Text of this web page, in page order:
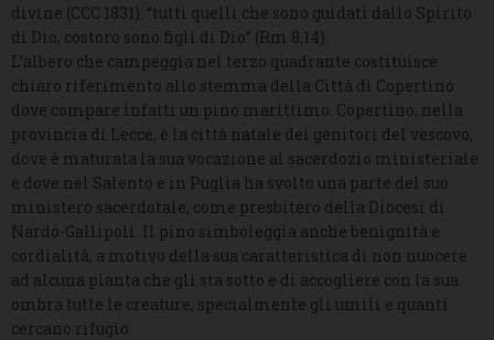
divine (CCC 1831): “tutti quelli che sono guidati dallo Spirito
di Dio, costoro sono figli di Dio” (Rm 8,14).
L’albero che campeggia nel terzo quadrante costituisce
chiaro riferimento allo stemma della Città di Copertino
dove compare infatti un pino marittimo. Copertino, nella
provincia di Lecce, è la città natale dei genitori del vescovo,
dove è maturata la sua vocazione al sacerdozio ministeriale
e dove nel Salento e in Puglia ha svolto una parte del suo
ministero sacerdotale, come presbitero della Diocesi di
Nardò-Gallipoli. Il pino simboleggia anche benignità e
cordialità, a motivo della sua caratteristica di non nuocere
ad alcuna pianta che gli sta sotto e di accogliere con la sua
ombra tutte le creature, specialmente gli umili e quanti
cercano rifugio.